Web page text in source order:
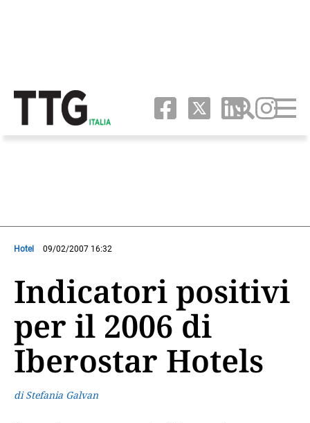
Hotel 09/02/2007 16:32
Indicatori positivi
per il 2006 di
Iberostar Hotels
di Stefania Galvan